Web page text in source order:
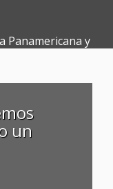
Panamericana y
un